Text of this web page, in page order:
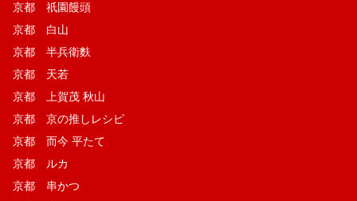
京都 祇園饅頭
京都 白山
京都 半兵衛麩
京都 天若
京都 上賀茂 秋山
京都 京の推しレシピ
京都 而今 平たて
京都 ルカ
京都 串かつ